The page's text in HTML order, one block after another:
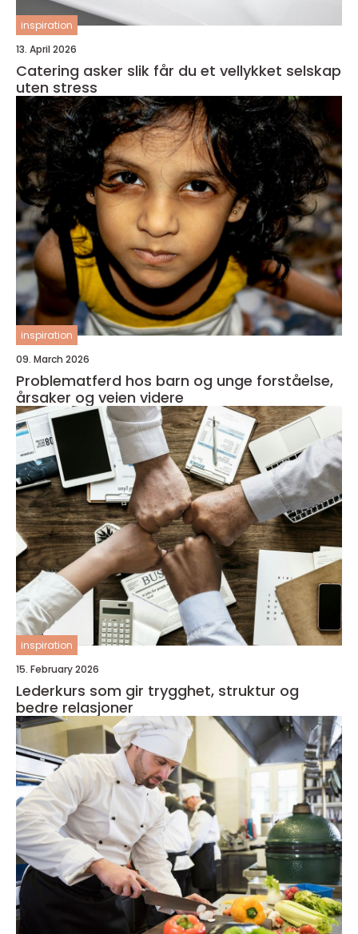
inspiration
13. April 2026
Catering asker slik får du et vellykket selskap
uten stress
inspiration
09. March 2026
Problematferd hos barn og unge forståelse,
årsaker og veien videre
inspiration
15. February 2026
Lederkurs som gir trygghet, struktur og
bedre relasjoner